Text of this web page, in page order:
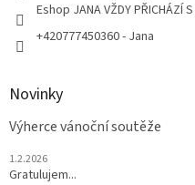
Eshop JANA VŽDY PŘICHÁZÍ
+420777450360 - Jana
Novinky
Výherce vánoční soutěže
1.2.2026
Gratulujem...